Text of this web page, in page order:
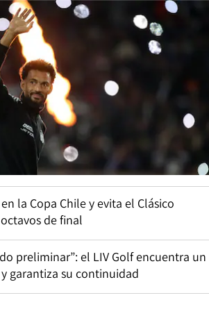
la Copa Chile y evita el Clásico
de final
preliminar”: el LIV Golf encuentra un
garantiza su continuidad